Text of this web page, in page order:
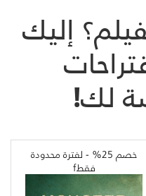
إليك
لك!
خصم 25% - لفترة محدودة
فقطf